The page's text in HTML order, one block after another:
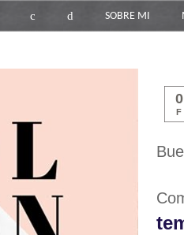
c d SOBRE MI